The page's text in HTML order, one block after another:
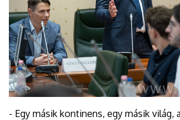
- Egy másik kontinens, egy másik világ,